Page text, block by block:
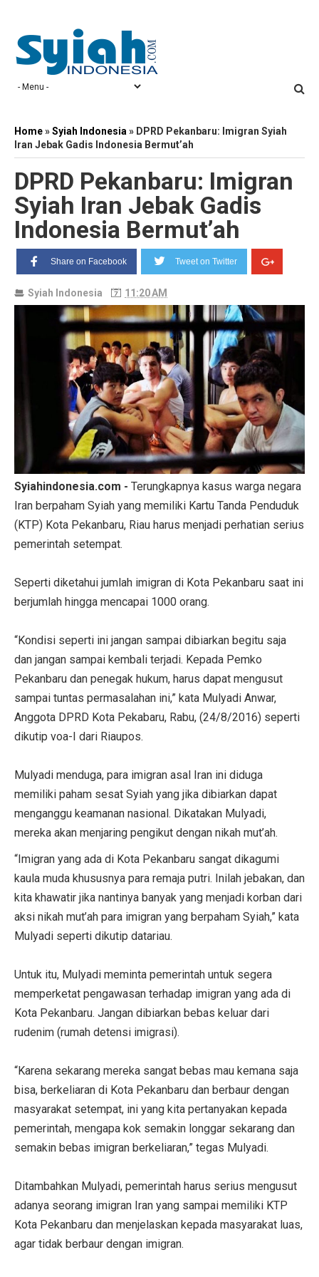
Home»Syiah Indonesia » DPRD Pekanbaru: Imigran Syiah
Iran Jebak Gadis Indonesia Bermut’ah
DPRD Pekanbaru: Imigran
Syiah Iran Jebak Gadis
Indonesia Bermut’ah
Share on Facebook Tweet on Twitter
Syiah Indonesia 11:20 AM
Syiahindonesia.com - Terungkapnya kasus warga negara
Iran berpaham Syiah yang memiliki Kartu Tanda Penduduk
(KTP) Kota Pekanbaru, Riau harus menjadi perhatian serius
pemerintah setempat.
Seperti diketahui jumlah imigran di Kota Pekanbaru saat ini
berjumlah hingga mencapai 1000 orang.
“Kondisi seperti ini jangan sampai dibiarkan begitu saja
dan jangan sampai kembali terjadi. Kepada Pemko
Pekanbaru dan penegak hukum, harus dapat mengusut
sampai tuntas permasalahan ini,” kata Mulyadi Anwar,
Anggota DPRD Kota Pekabaru, Rabu, (24/8/2016) seperti
dikutip voa-I dari Riaupos.
Mulyadi menduga, para imigran asal Iran ini diduga
memiliki paham sesat Syiah yang jika dibiarkan dapat
menganggu keamanan nasional. Dikatakan Mulyadi,
mereka akan menjaring pengikut dengan nikah mut’ah.
“Imigran yang ada di Kota Pekanbaru sangat dikagumi
kaula muda khususnya para remaja putri. Inilah jebakan, dan
kita khawatir jika nantinya banyak yang menjadi korban dari
aksi nikah mut’ah para imigran yang berpaham Syiah,” kata
Mulyadi seperti dikutip datariau.
Untuk itu, Mulyadi meminta pemerintah untuk segera
memperketat pengawasan terhadap imigran yang ada di
Kota Pekanbaru. Jangan dibiarkan bebas keluar dari
rudenim (rumah detensi imigrasi).
“Karena sekarang mereka sangat bebas mau kemana saja
bisa, berkeliaran di Kota Pekanbaru dan berbaur dengan
masyarakat setempat, ini yang kita pertanyakan kepada
pemerintah, mengapa kok semakin longgar sekarang dan
semakin bebas imigran berkeliaran,” tegas Mulyadi.
Ditambahkan Mulyadi, pemerintah harus serius mengusut
adanya seorang imigran Iran yang sampai memiliki KTP
Kota Pekanbaru dan menjelaskan kepada masyarakat luas,
agar tidak berbaur dengan imigran.